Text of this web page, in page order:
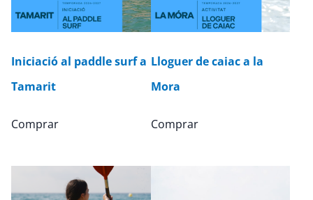
Iniciació al paddle surf a
Tamarit
Comprar
Lloguer de caiac a la
Mora
Comprar